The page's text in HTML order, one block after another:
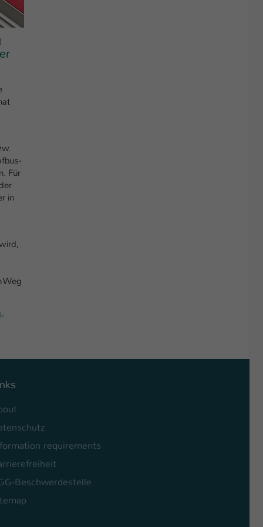
Für
in
Weg
requirements
Beschwerdestelle